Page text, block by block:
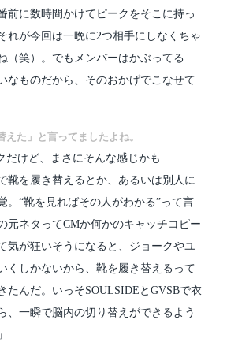
前に数時間かけてピークをそこに持っ
れが今回は一晩に2つ相手にしなくちゃ
（笑）。でもメンバーはかぶってる
なものだから、そのおかげでこなせて
た」と言ってましたよね。
けど、まさにそんな感じかも
靴を履き替えるとか、あるいは別人に
。“靴を見ればその人がわかる”って言
元ネタってCMか何かのキャッチコピー
気が狂いそうになると、ジョークやユ
くしかないから、靴を履き替えるって
たんだ。いっそSOULSIDEとGVSBで衣
、一瞬で脳内の切り替えができるよう